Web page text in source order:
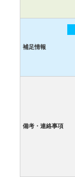
補足情報
備考・連絡事項